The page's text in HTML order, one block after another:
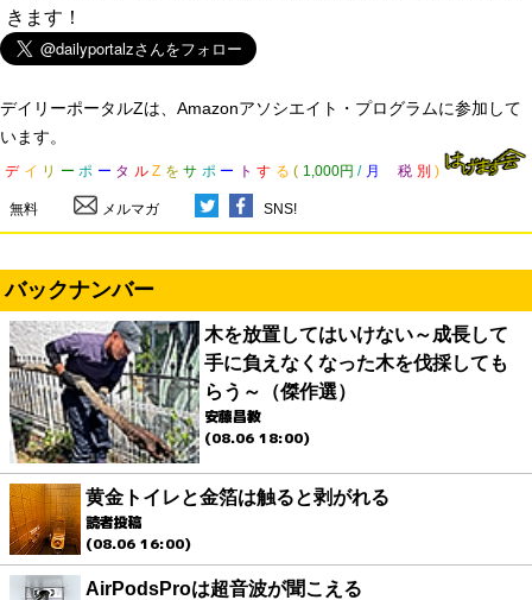
きます！
デイリーポータルZは、Amazonアソシエイト・プログラムに参加して
います。
デ イ リ ー ポ ー タ ル Z を サ ポ ー ト す る ( 1,000円 / 月 税 別 )
無料 メルマガ SNS!
バックナンバー
木を放置してはいけない～成長して
手に負えなくなった木を伐採しても
らう～（傑作選）
安藤昌教
(08.06 18:00)
黄金トイレと金箔は触ると剥がれる
読者投稿
(08.06 16:00)
AirPodsProは超音波が聞こえる